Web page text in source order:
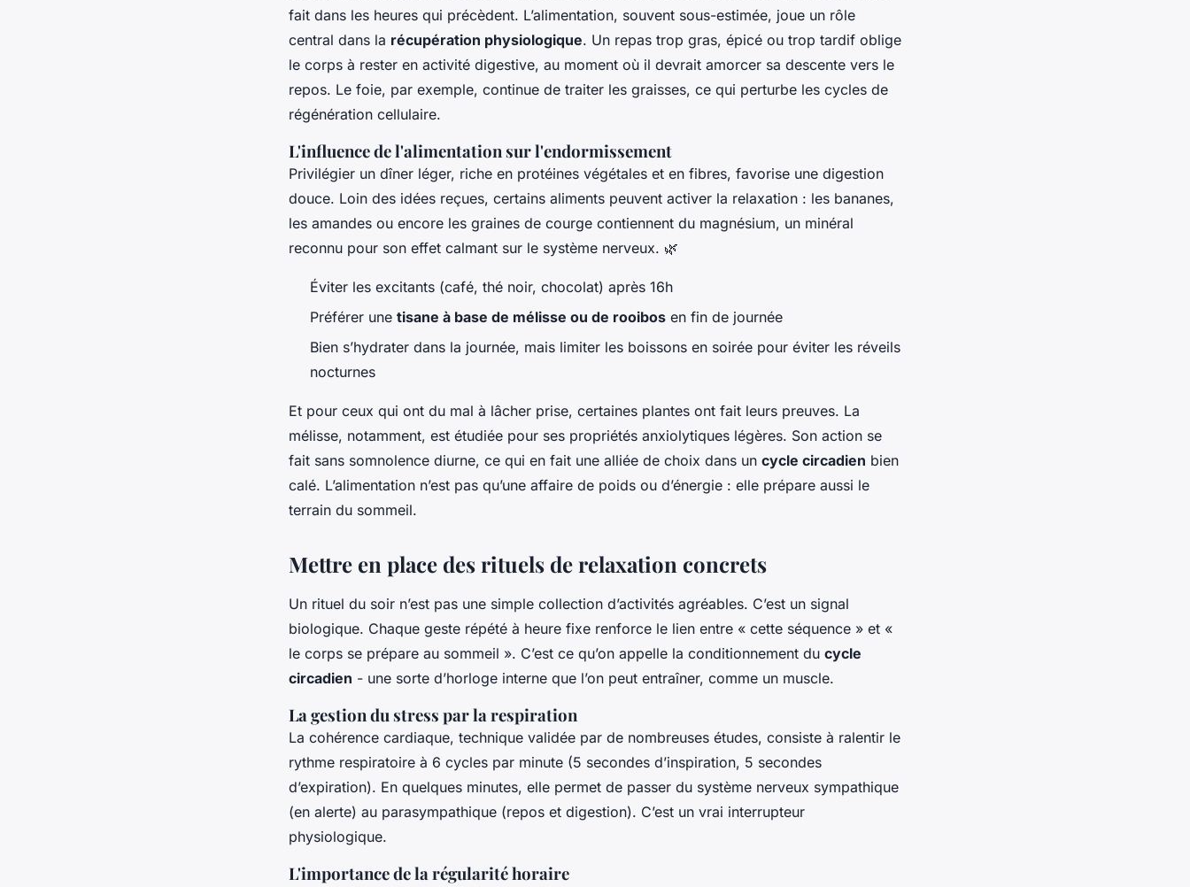
fait dans les heures qui précèdent. L’alimentation, souvent sous-estimée, joue un rôle
central dans la récupération physiologique. Un repas trop gras, épicé ou trop tardif oblige
le corps à rester en activité digestive, au moment où il devrait amorcer sa descente vers le
repos. Le foie, par exemple, continue de traiter les graisses, ce qui perturbe les cycles de
régénération cellulaire.
L'influence de l'alimentation sur l'endormissement
Privilégier un dîner léger, riche en protéines végétales et en fibres, favorise une digestion
douce. Loin des idées reçues, certains aliments peuvent activer la relaxation : les bananes,
les amandes ou encore les graines de courge contiennent du magnésium, un minéral
reconnu pour son effet calmant sur le système nerveux. 🌿
Éviter les excitants (café, thé noir, chocolat) après 16h
Préférer une tisane à base de mélisse ou de rooibos en fin de journée
Bien s’hydrater dans la journée, mais limiter les boissons en soirée pour éviter les réveils
nocturnes
Et pour ceux qui ont du mal à lâcher prise, certaines plantes ont fait leurs preuves. La
mélisse, notamment, est étudiée pour ses propriétés anxiolytiques légères. Son action se
fait sans somnolence diurne, ce qui en fait une alliée de choix dans un cycle circadien bien
calé. L’alimentation n’est pas qu’une affaire de poids ou d’énergie : elle prépare aussi le
terrain du sommeil.
Mettre en place des rituels de relaxation concrets
Un rituel du soir n’est pas une simple collection d’activités agréables. C’est un signal
biologique. Chaque geste répété à heure fixe renforce le lien entre « cette séquence » et «
le corps se prépare au sommeil ». C’est ce qu’on appelle la conditionnement du cycle
circadien - une sorte d’horloge interne que l’on peut entraîner, comme un muscle.
La gestion du stress par la respiration
La cohérence cardiaque, technique validée par de nombreuses études, consiste à ralentir le
rythme respiratoire à 6 cycles par minute (5 secondes d’inspiration, 5 secondes
d’expiration). En quelques minutes, elle permet de passer du système nerveux sympathique
(en alerte) au parasympathique (repos et digestion). C’est un vrai interrupteur
physiologique.
L'importance de la régularité horaire